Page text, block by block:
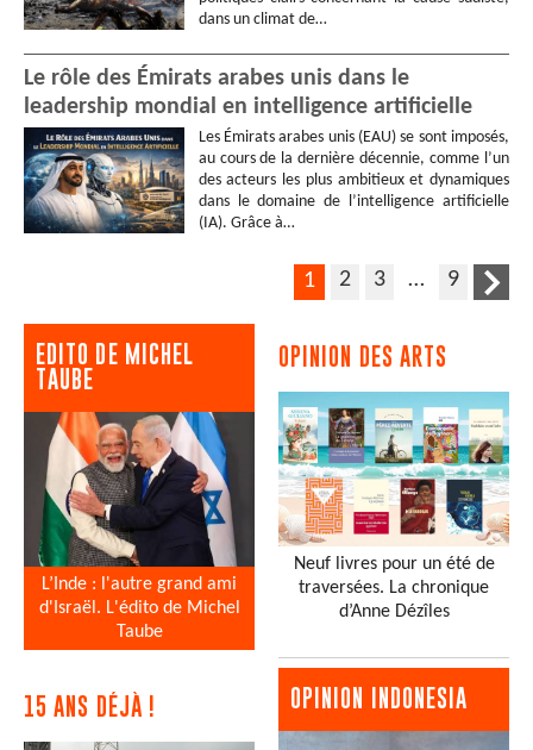
dans un climat de…
Le rôle des Émirats arabes unis dans le
leadership mondial en intelligence artificielle
Les Émirats arabes unis (EAU) se sont imposés,
au cours de la dernière décennie, comme l’un
des acteurs les plus ambitieux et dynamiques
dans le domaine de l’intelligence artificielle
(IA). Grâce à…
1 2 3 … 9
EDITO DE MICHEL
TAUBE
L’Inde : l'autre grand ami
d'Israël. L'édito de Michel
Taube
15 ANS DÉJÀ !
OPINION DES ARTS
Neuf livres pour un été de
traversées. La chronique
d’Anne Dézîles
OPINION INDONESIA